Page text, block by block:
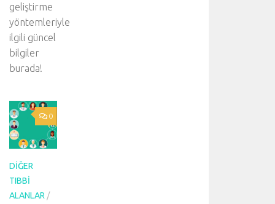
geliştirme
yöntemleriyle
ilgili güncel
bilgiler
burada!
0
DIĞER
TIBBI
ALANLAR /